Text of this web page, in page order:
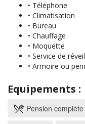
• Téléphone
• Climatisation
• Bureau
• Chauffage
• Moquette
• Service de réveil
• Armoire ou
Equipements :
Pension complète